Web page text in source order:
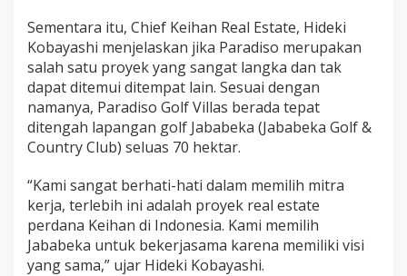
Sementara itu, Chief Keihan Real Estate, Hideki
Kobayashi menjelaskan jika Paradiso merupakan
salah satu proyek yang sangat langka dan tak
dapat ditemui ditempat lain. Sesuai dengan
namanya, Paradiso Golf Villas berada tepat
ditengah lapangan golf Jababeka (Jababeka Golf &
Country Club) seluas 70 hektar.
“Kami sangat berhati-hati dalam memilih mitra
kerja, terlebih ini adalah proyek real estate
perdana Keihan di Indonesia. Kami memilih
Jababeka untuk bekerjasama karena memiliki visi
yang sama,” ujar Hideki Kobayashi.